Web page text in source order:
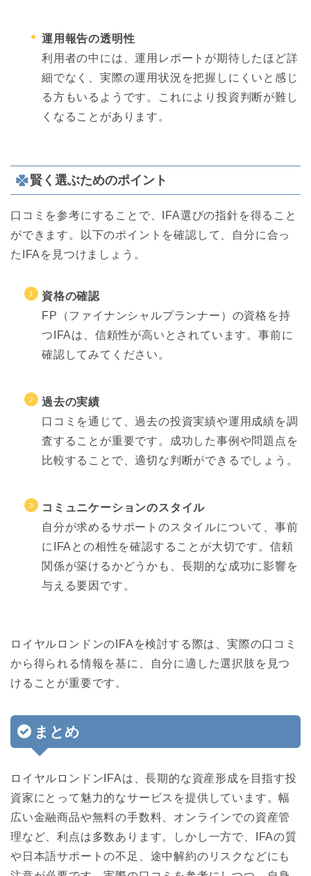
運用報告の透明性
利用者の中には、運用レポートが期待したほど詳
細でなく、実際の運用状況を把握しにくいと感じ
る方もいるようです。これにより投資判断が難し
くなることがあります。
賢く選ぶためのポイント
口コミを参考にすることで、IFA選びの指針を得ること
ができます。以下のポイントを確認して、自分に合っ
たIFAを見つけましょう。
資格の確認
FP（ファイナンシャルプランナー）の資格を持
つIFAは、信頼性が高いとされています。事前に
確認してみてください。
過去の実績
口コミを通じて、過去の投資実績や運用成績を調
査することが重要です。成功した事例や問題点を
比較することで、適切な判断ができるでしょう。
コミュニケーションのスタイル
自分が求めるサポートのスタイルについて、事前
にIFAとの相性を確認することが大切です。信頼
関係が築けるかどうかも、長期的な成功に影響を
与える要因です。
ロイヤルロンドンのIFAを検討する際は、実際の口コミ
から得られる情報を基に、自分に適した選択肢を見つ
けることが重要です。
まとめ
ロイヤルロンドンIFAは、長期的な資産形成を目指す投
資家にとって魅力的なサービスを提供しています。幅
広い金融商品や無料の手数料、オンラインでの資産管
理など、利点は多数あります。しかし一方で、IFAの質
や日本語サポートの不足、途中解約のリスクなどにも